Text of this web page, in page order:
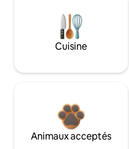
Cuisine
Animaux acceptés